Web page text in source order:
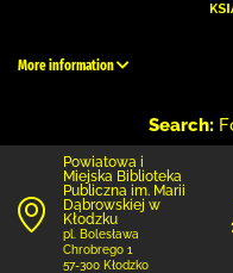
More information
Search:
Powiatowa i
Miejska Biblioteka
Publiczna im. Marii
Dąbrowskiej w
Kłodzku
pl. Bolesława
Chrobrego 1
57-300 Kłodzko